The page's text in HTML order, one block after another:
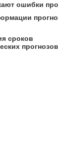
ошибки
сроков
прогнозов